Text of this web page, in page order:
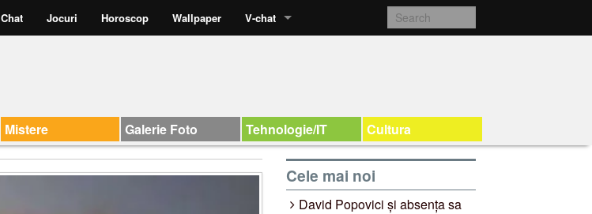
Chat Jocuri Horoscop Wallpaper V-chat
Mistere Galerie Foto Tehnologie/IT Cultura
Cele mai noi
David Popovici și absența sa